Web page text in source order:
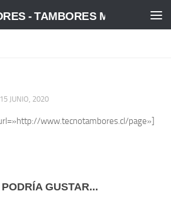
15 JUNIO, 2020
www.tecnotambores.cl/page»]
GUSTAR...